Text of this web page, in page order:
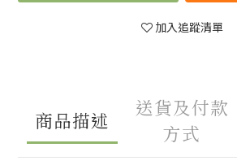
加入追蹤清單
商品描述
送貨及付款
方式